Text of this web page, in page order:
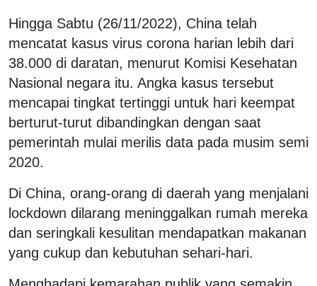
Hingga Sabtu (26/11/2022), China telah
mencatat kasus virus corona harian lebih dari
38.000 di daratan, menurut Komisi Kesehatan
Nasional negara itu. Angka kasus tersebut
mencapai tingkat tertinggi untuk hari keempat
berturut-turut dibandingkan dengan saat
pemerintah mulai merilis data pada musim semi
2020.
Di China, orang-orang di daerah yang menjalani
lockdown dilarang meninggalkan rumah mereka
dan seringkali kesulitan mendapatkan makanan
yang cukup dan kebutuhan sehari-hari.